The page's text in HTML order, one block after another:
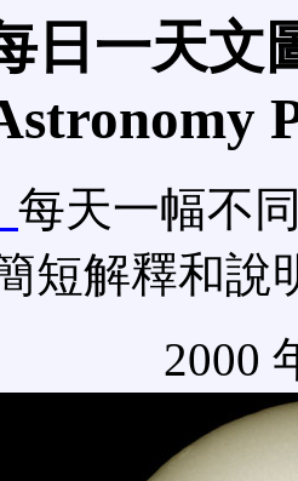
日一天文
每天一幅不
短解釋和說
2000